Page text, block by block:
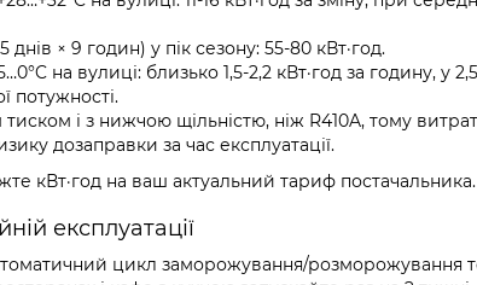
× 9 годин) у пік сезону: 55-80 кВт·год.
на вулиці: близько 1,5-2,2 кВт·год за годину, у
потужності.
і з нижчою щільністю, ніж R410A, тому
дозаправки за час експлуатації.
кВт·год на ваш актуальний тариф постачальника.
експлуатації
цикл заморожування/розморожування